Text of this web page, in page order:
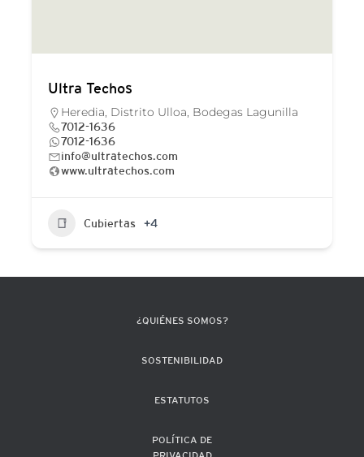
Ultra Techos
Heredia, Distrito Ulloa, Bodegas Lagunilla
7012-1636
7012-1636
info@ultratechos.com
www.ultratechos.com
Cubiertas +4
¿QUIÉNES SOMOS?
SOSTENIBILIDAD
ESTATUTOS
POLÍTICA DE